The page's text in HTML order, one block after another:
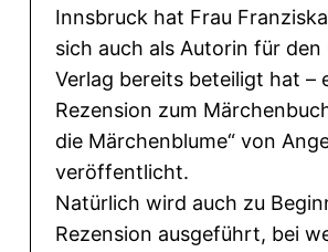
Innsbruck hat Frau
sich auch als Autorin für den
Verlag bereits beteiligt hat –
Rezension zum
die Märchenblume“ von
veröffentlicht.
Natürlich wird auch zu
Rezension ausgeführt, bei